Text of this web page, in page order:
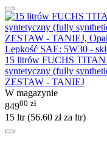
15 litrów FUCHS TITAN
syntetyczny (fully
ZESTAW - TANIEJ
W magazynie
84900 zł
15 ltr (56.60 złza ltr)